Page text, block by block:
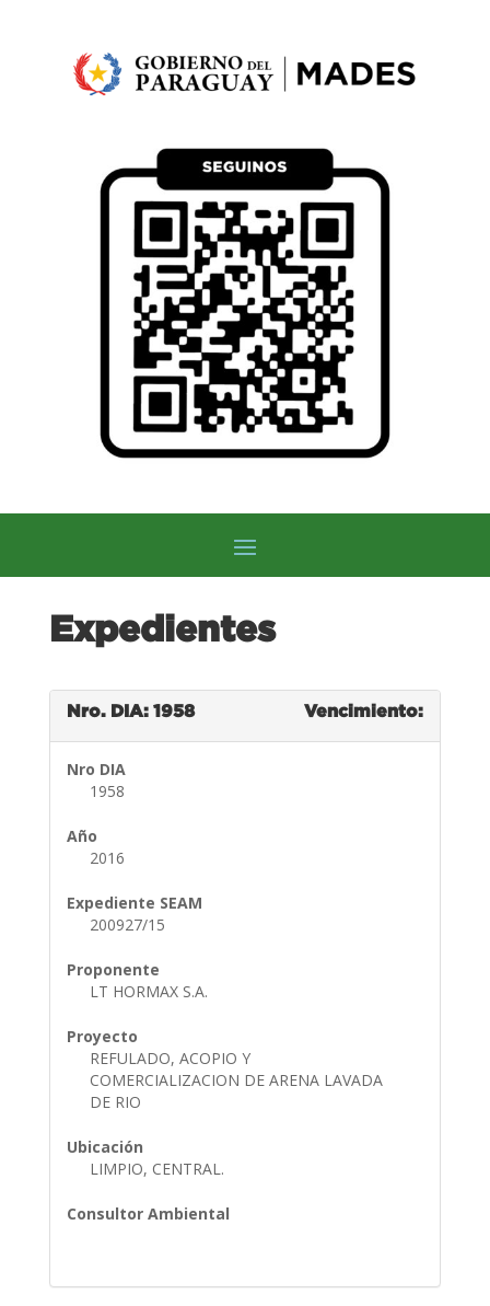
Expedientes
Nro. DIA: 1958 Vencimiento:
Nro DIA
1958
Año
2016
Expediente SEAM
200927/15
Proponente
LT HORMAX S.A.
Proyecto
REFULADO, ACOPIO Y
COMERCIALIZACION DE ARENA LAVADA
DE RIO
Ubicación
LIMPIO, CENTRAL.
Consultor Ambiental